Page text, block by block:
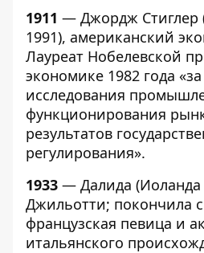
1911 — Джордж Стиглер
1991), американский
Лауреат Нобелевской
экономике 1982 года
исследования
функционирования
результатов
регулирования».
1933 — Далида (Иоланда
Джильотти; покончила
французская певица и
итальянского